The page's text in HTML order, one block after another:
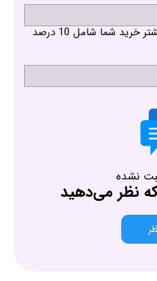
درصورت خرید با تعداد 12 عدد و بیشتر خرید شما شامل 10 درصد
نشده
نظر می‌دهید